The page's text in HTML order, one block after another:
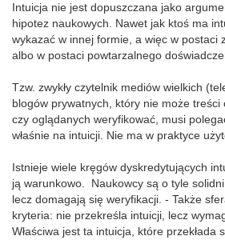
Intuicja nie jest dopuszczana jako
hipotez naukowych. Nawet jak ktoś ma
wykazać w innej formie, a więc w postaci
albo w postaci powtarzalnego
Tzw. zwykły czytelnik mediów wielkich
blogów prywatnych, który nie może treści
czy oglądanych weryfikować, musi
właśnie na intuicji. Nie ma w praktyce
Istnieje wiele kręgów dyskredytujących
ją warunkowo. Naukowcy są o tyle
lecz domagają się weryfikacji. - Także
kryteria: nie przekreśla intuicji, lecz
Właściwa jest ta intuicja, które przekłada